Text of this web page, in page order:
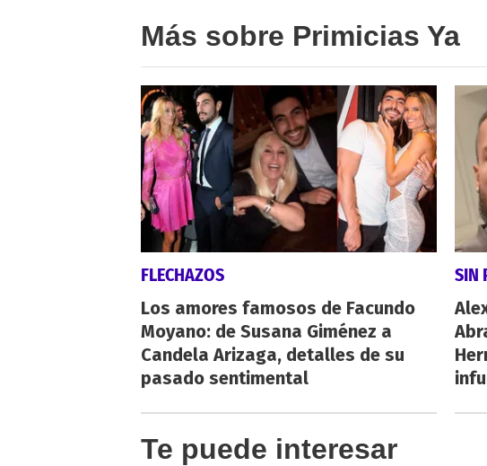
Más sobre Primicias Ya
FLECHAZOS
Los amores famosos de Facundo
Moyano: de Susana Giménez a
Candela Arizaga, detalles de su
pasado sentimental
SIN
Te puede interesar